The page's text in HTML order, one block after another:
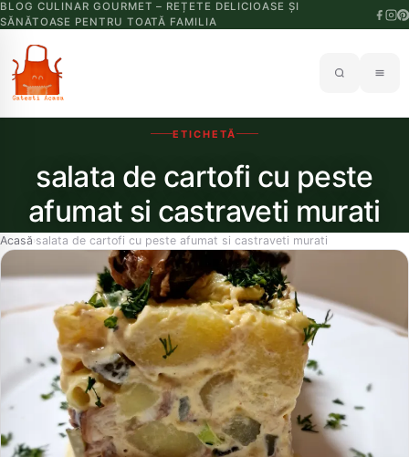
BLOG CULINAR GOURMET – REȚETE DELICIOASE ȘI
SĂNĂTOASE PENTRU TOATĂ FAMILIA
ETICHETĂ
salata de cartofi cu peste
afumat si castraveti murati
Acasă›salata de cartofi cu peste afumat si castraveti murati